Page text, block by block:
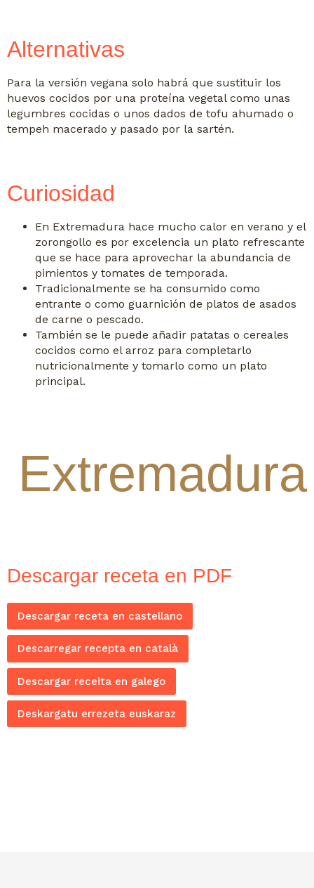
Alternativas
Para la versión vegana solo habrá que sustituir los
huevos cocidos por una proteína vegetal como unas
legumbres cocidas o unos dados de tofu ahumado o
tempeh macerado y pasado por la sartén.
Curiosidad
En Extremadura hace mucho calor en verano y el
zorongollo es por excelencia un plato refrescante
que se hace para aprovechar la abundancia de
pimientos y tomates de temporada.
Tradicionalmente se ha consumido como
entrante o como guarnición de platos de asados
de carne o pescado.
También se le puede añadir patatas o cereales
cocidos como el arroz para completarlo
nutricionalmente y tomarlo como un plato
principal.
Extremadura
Descargar receta en PDF
Descargar receta en castellano
Descarregar recepta en català
Descargar receita en galego
Deskargatu errezeta euskaraz